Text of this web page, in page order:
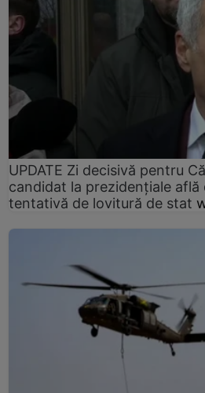
UPDATE Zi decisivă pentru
candidat la prezidențiale
tentativă de lovitură de stat